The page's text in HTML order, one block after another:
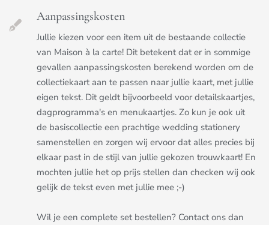
Aanpassingskosten
Jullie kiezen voor een item uit de bestaande collectie
van Maison à la carte! Dit betekent dat er in sommige
gevallen aanpassingskosten berekend worden om de
collectiekaart aan te passen naar jullie kaart, met jullie
eigen tekst. Dit geldt bijvoorbeeld voor detailskaartjes,
dagprogramma's en menukaartjes. Zo kun je ook uit
de basiscollectie een prachtige wedding stationery
samenstellen en zorgen wij ervoor dat alles precies bij
elkaar past in de stijl van jullie gekozen trouwkaart! En
mochten jullie het op prijs stellen dan checken wij ook
gelijk de tekst even met jullie mee ;-)
Wil je een complete set bestellen? Contact ons dan